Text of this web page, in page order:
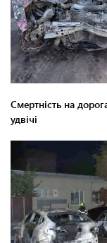
Смертність на
удвічі